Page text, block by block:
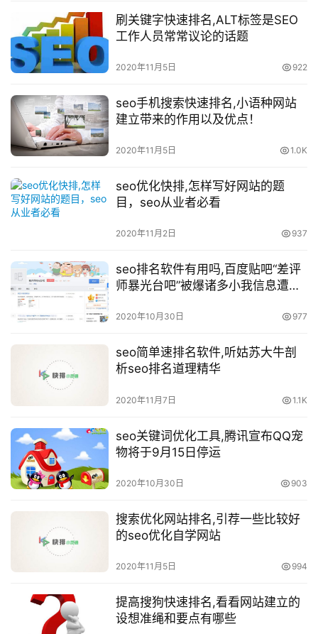
刷关键字快速排名,ALT标签是SEO
工作人员常常议论的话题
2020年11月5日 922
seo手机搜索快速排名,小语种网站
建立带来的作用以及优点！
2020年11月5日 1.0K
seo优化快排,怎样写好网站的题
目，seo从业者必看
2020年11月2日 937
seo排名软件有用吗,百度贴吧“差评
师暴光台吧”被爆诸多小我信息遭暴
2020年10月30日 977
seo简单速排名软件,听姑苏大牛剖
析seo排名道理精华
2020年11月7日 1.1K
seo关键词优化工具,腾讯宣布QQ宠
物将于9月15日停运
2020年10月30日 903
搜索优化网站排名,引荐一些比较好
的seo优化自学网站
2020年11月5日 994
提高搜狗快速排名,看看网站建立的
设想准绳和要点有哪些